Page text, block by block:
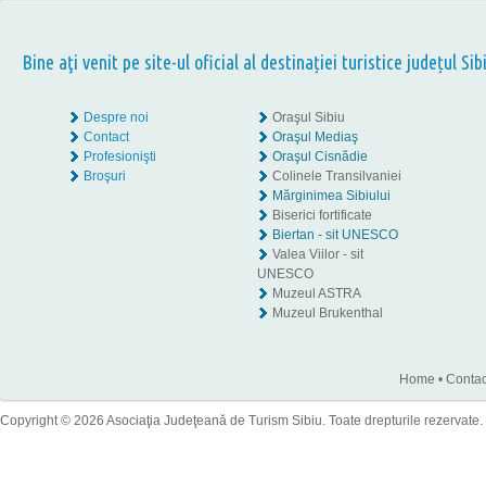
Bine aţi venit pe site-ul oficial al destinației turistice județul
Despre noi
Contact
Profesionişti
Broşuri
Oraşul Sibiu
Oraşul Mediaş
Oraşul Cisnădie
Colinele Transilvaniei
Mărginimea Sibiului
Biserici fortificate
Biertan - sit UNESCO
Valea Viilor - sit
UNESCO
Muzeul ASTRA
Muzeul Brukenthal
Home •
Copyright © 2026 Asociaţia Judeţeană de Turism Sibiu. Toate drepturile rezervate.